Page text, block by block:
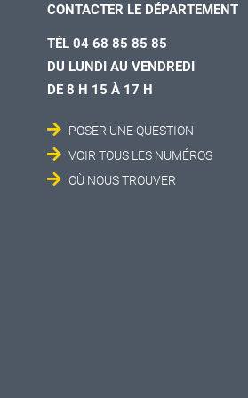
CONTACTER LE DÉPARTEMENT
TÉL 04 68 85 85 85
DU LUNDI AU VENDREDI
DE 8 H 15 À 17 H
POSER UNE QUESTION
VOIR TOUS LES NUMÉROS
OÙ NOUS TROUVER